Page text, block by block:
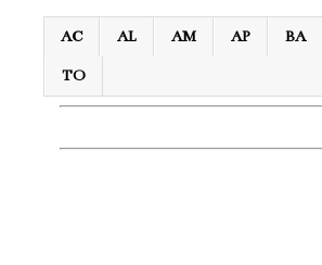
AC AL AM AP BA
TO